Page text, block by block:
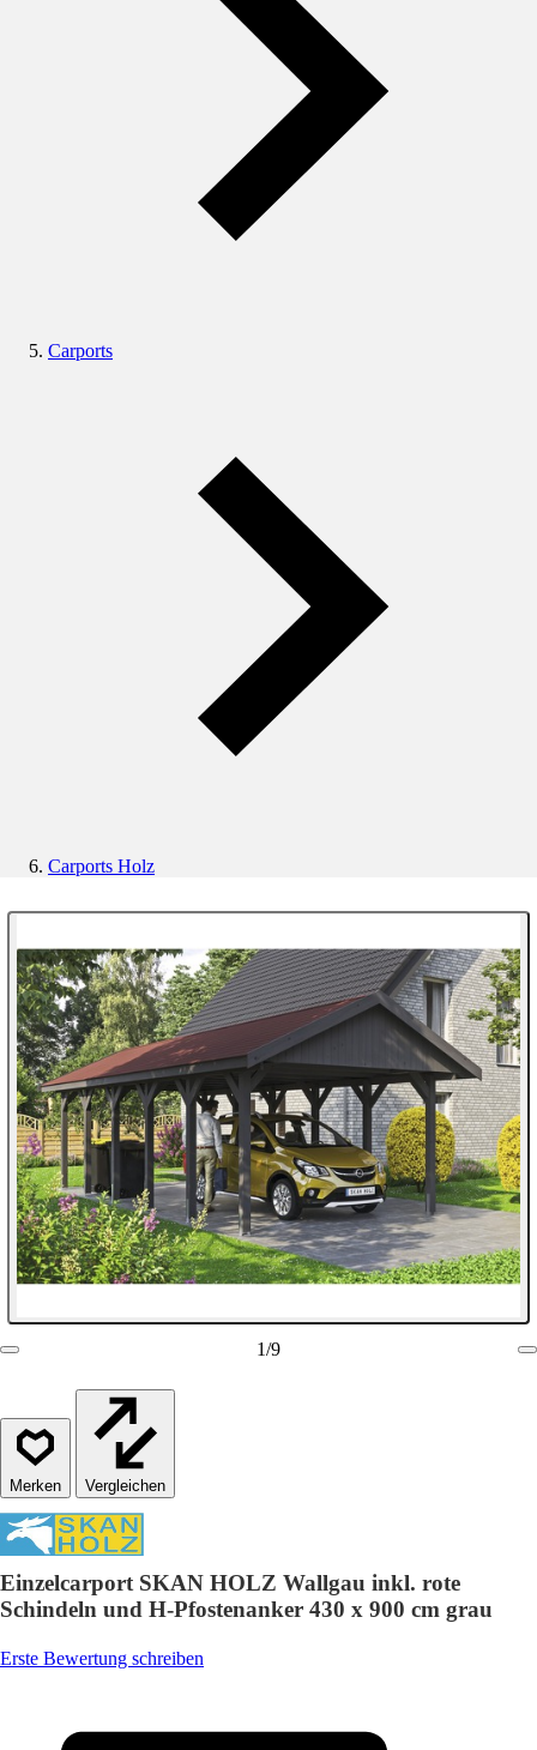
Carports
Carports Holz
1/9
Vergleichen
Einzelcarport SKAN HOLZ Wallgau inkl. rote
Schindeln und H-Pfostenanker 430 x 900 cm grau
Erste Bewertung schreiben